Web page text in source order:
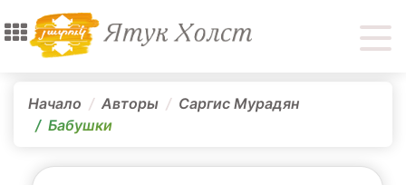
Начало Авторы
Саргис Мурадян
Бабушки